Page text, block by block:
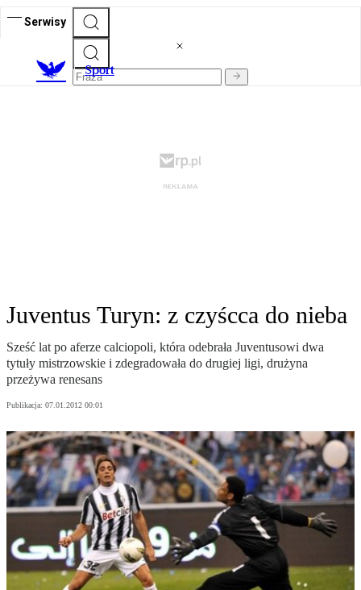
Serwisy
Sport
Juventus Turyn: z czyścca do nieba
Sześć lat po aferze calciopoli, która odebrała Juventusowi dwa
tytuły mistrzowskie i zdegradowała do drugiej ligi, drużyna
przeżywa renesans
Publikacja: 07.01.2012 00:01